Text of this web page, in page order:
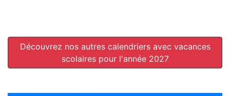
Découvrez nos autres calendriers avec vacances
scolaires pour l'année 2027